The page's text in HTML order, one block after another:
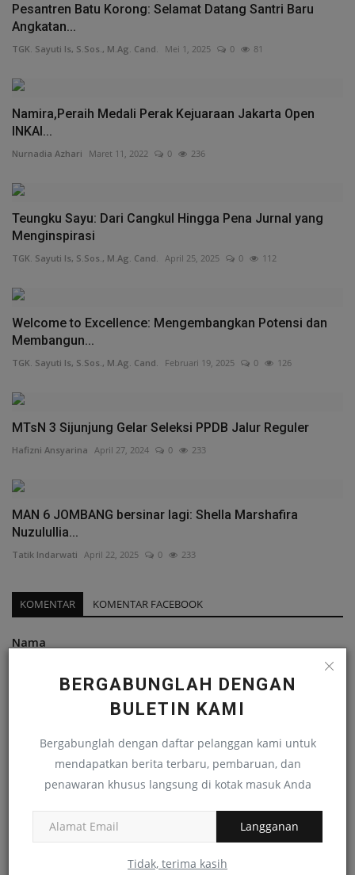
BERGABUNGLAH DENGAN
BULETIN KAMI
Bergabunglah dengan daftar pelanggan kami untuk
mendapatkan berita terbaru, pembaruan, dan
penawaran khusus langsung di kotak masuk Anda
Langganan
Tidak, terima kasih
Pesantren Batu Korong: Selamat Datang Santri Baru
Angkatan...
TGK. Sayuti Is, S.Sos., M.Ag. Cand. Mei 1, 2025 0 81
Namira,Peraih Medali Perak Kejuaraan Jakarta Open
INKAI...
Nurnadia Azhari Maret 11, 2022 0 236
Teungku Sayu: Dari Cangkul Hingga Pena Jurnal yang
Menginspirasi
TGK. Sayuti Is, S.Sos., M.Ag. Cand. April 25, 2025 0 112
Welcome to Excellence: Mengembangkan Potensi dan
Membangun...
TGK. Sayuti Is, S.Sos., M.Ag. Cand. Februari 19, 2025 0 126
MTsN 3 Sijunjung Gelar Seleksi PPDB Jalur Reguler
Hafizni Ansyarina April 27, 2024 0 233
MAN 6 JOMBANG bersinar lagi: Shella Marshafira
Nuzulullia...
Tatik Indarwati April 22, 2025 0 233
KOMENTAR KOMENTAR FACEBOOK
Nama